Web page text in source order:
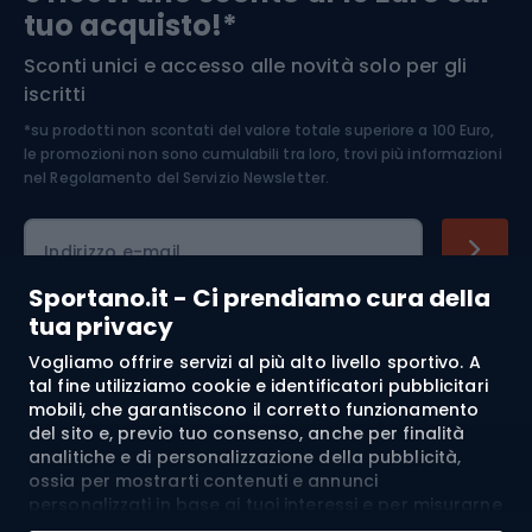
Sportano.it - Ci prendiamo cura della
tua privacy
Vogliamo offrire servizi al più alto livello sportivo. A
tal fine utilizziamo cookie e identificatori pubblicitari
mobili, che garantiscono il corretto funzionamento
del sito e, previo tuo consenso, anche per finalità
analitiche e di personalizzazione della pubblicità,
ossia per mostrarti contenuti e annunci
personalizzati in base ai tuoi interessi e per misurarne
Medicina dello sport
Abbigliamento ciclistico
tuo acquisto!*
Sconti unici e accesso alle novità solo per gli
iscritti
*su prodotti non scontati del valore totale superiore a 100 Euro,
le promozioni non sono cumulabili tra loro, trovi più informazioni
nel Regolamento del Servizio Newsletter.
Indirizzo e-mail
Acquisti
Servizio clienti
Regolamento